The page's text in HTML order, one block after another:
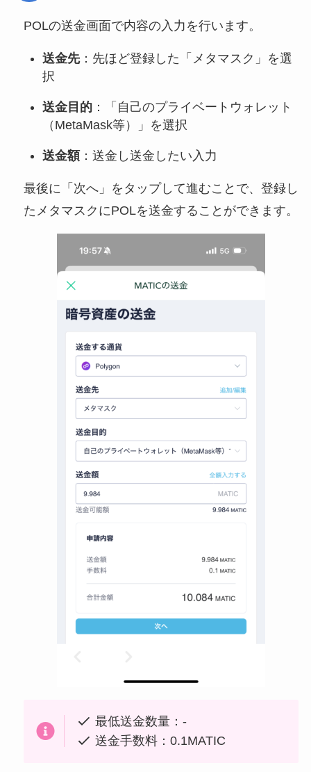
POLの送金画面で内容の入力を行います。
送金先：先ほど登録した「メタマスク」を選
択
送金目的：「自己のプライベートウォレット
（MetaMask等）」を選択
送金額：送金し送金したい入力
最後に「次へ」をタップして進むことで、登録し
たメタマスクにPOLを送金することができます。
最低送金数量：-
送金手数料：0.1MATIC